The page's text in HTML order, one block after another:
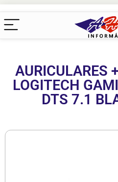
AURICULARES
LOGITECH
DTS 7.1